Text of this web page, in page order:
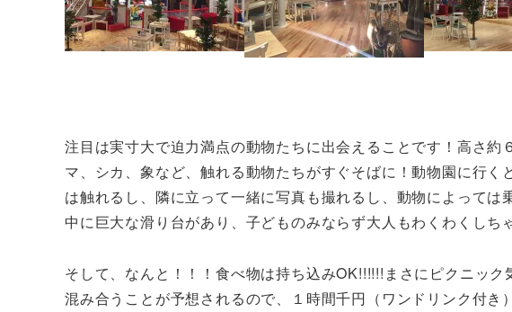
注目は実寸大で迫力満点の動物たちに出会えることです！高さ
マ、シカ、象など、触れる動物たちがすぐそばに！動物園に行
は触れるし、隣に立って一緒に写真も撮れるし、動物によって
中に巨大な滑り台があり、子どものみならず大人もわくわくしち
そして、なんと！！！食べ物は持ち込みOK!!!!!!まさにピクニッ
混み合うことが予想されるので、１時間千円（ワンドリンク付